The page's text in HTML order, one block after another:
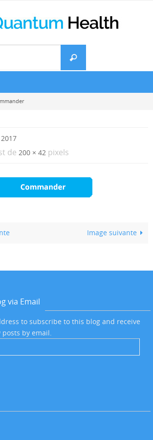
Recherche
de 200 × 42 pixels
Image suivante
via Email
to subscribe to this blog and receive
by email.